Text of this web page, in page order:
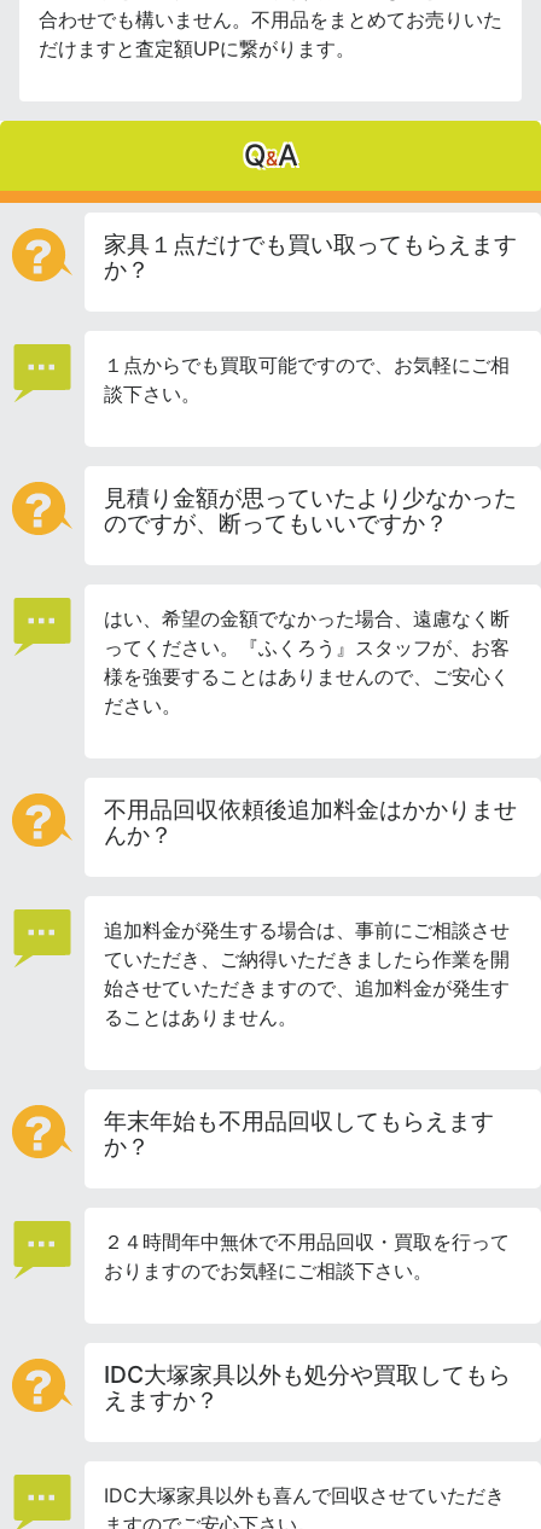
合わせでも構いません。不用品をまとめてお売りいた
だけますと査定額UPに繋がります。
Q&A
家具１点だけでも買い取ってもらえます
か？
１点からでも買取可能ですので、お気軽にご相
談下さい。
見積り金額が思っていたより少なかった
のですが、断ってもいいですか？
はい、希望の金額でなかった場合、遠慮なく断
ってください。『ふくろう』スタッフが、お客
様を強要することはありませんので、ご安心く
ださい。
不用品回収依頼後追加料金はかかりませ
んか？
追加料金が発生する場合は、事前にご相談させ
ていただき、ご納得いただきましたら作業を開
始させていただきますので、追加料金が発生す
ることはありません。
年末年始も不用品回収してもらえます
か？
２４時間年中無休で不用品回収・買取を行って
おりますのでお気軽にご相談下さい。
IDC大塚家具以外も処分や買取してもら
えますか？
IDC大塚家具以外も喜んで回収させていただき